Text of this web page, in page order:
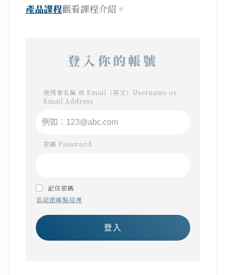
產品課程觀看課程介紹。
登入你的帳號
使用者名稱 或 Email（英文）Username or
Email Address
密碼 Password
記住密碼
忘記密碼點這裡
登入